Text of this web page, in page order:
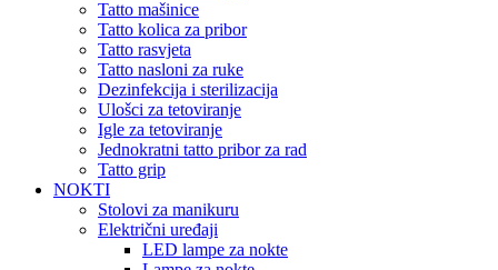
Tatto mašinice
Tatto kolica za pribor
Tatto rasvjeta
Tatto nasloni za ruke
Dezinfekcija i sterilizacija
Ulošci za tetoviranje
Igle za tetoviranje
Jednokratni tatto pribor za rad
Tatto grip
NOKTI
Stolovi za manikuru
Električni uređaji
LED lampe za nokte